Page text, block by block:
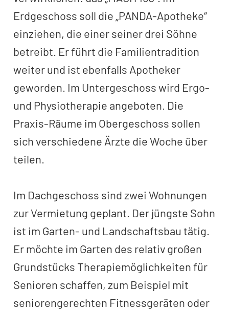
Erdgeschoss soll die „PANDA-Apotheke“
einziehen, die einer seiner drei Söhne
betreibt. Er führt die Familientradition
weiter und ist ebenfalls Apotheker
geworden. Im Untergeschoss wird Ergo-
und Physiotherapie angeboten. Die
Praxis-Räume im Obergeschoss sollen
sich verschiedene Ärzte die Woche über
teilen.
Im Dachgeschoss sind zwei Wohnungen
zur Vermietung geplant. Der jüngste Sohn
ist im Garten- und Landschaftsbau tätig.
Er möchte im Garten des relativ großen
Grundstücks Therapiemöglichkeiten für
Senioren schaffen, zum Beispiel mit
seniorengerechten Fitnessgeräten oder